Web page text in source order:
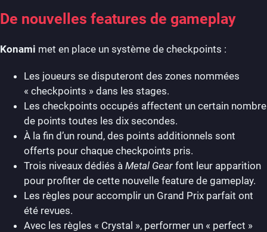
De nouvelles features de gameplay
Konami met en place un système de checkpoints :
Les joueurs se disputeront des zones nommées
« checkpoints » dans les stages.
Les checkpoints occupés affectent un certain nombre
de points toutes les dix secondes.
À la fin d’un round, des points additionnels sont
offerts pour chaque checkpoints pris.
Trois niveaux dédiés à Metal Gear font leur apparition
pour profiter de cette nouvelle feature de gameplay.
Les règles pour accomplir un Grand Prix parfait ont
été revues.
Avec les règles « Crystal », performer un « perfect »